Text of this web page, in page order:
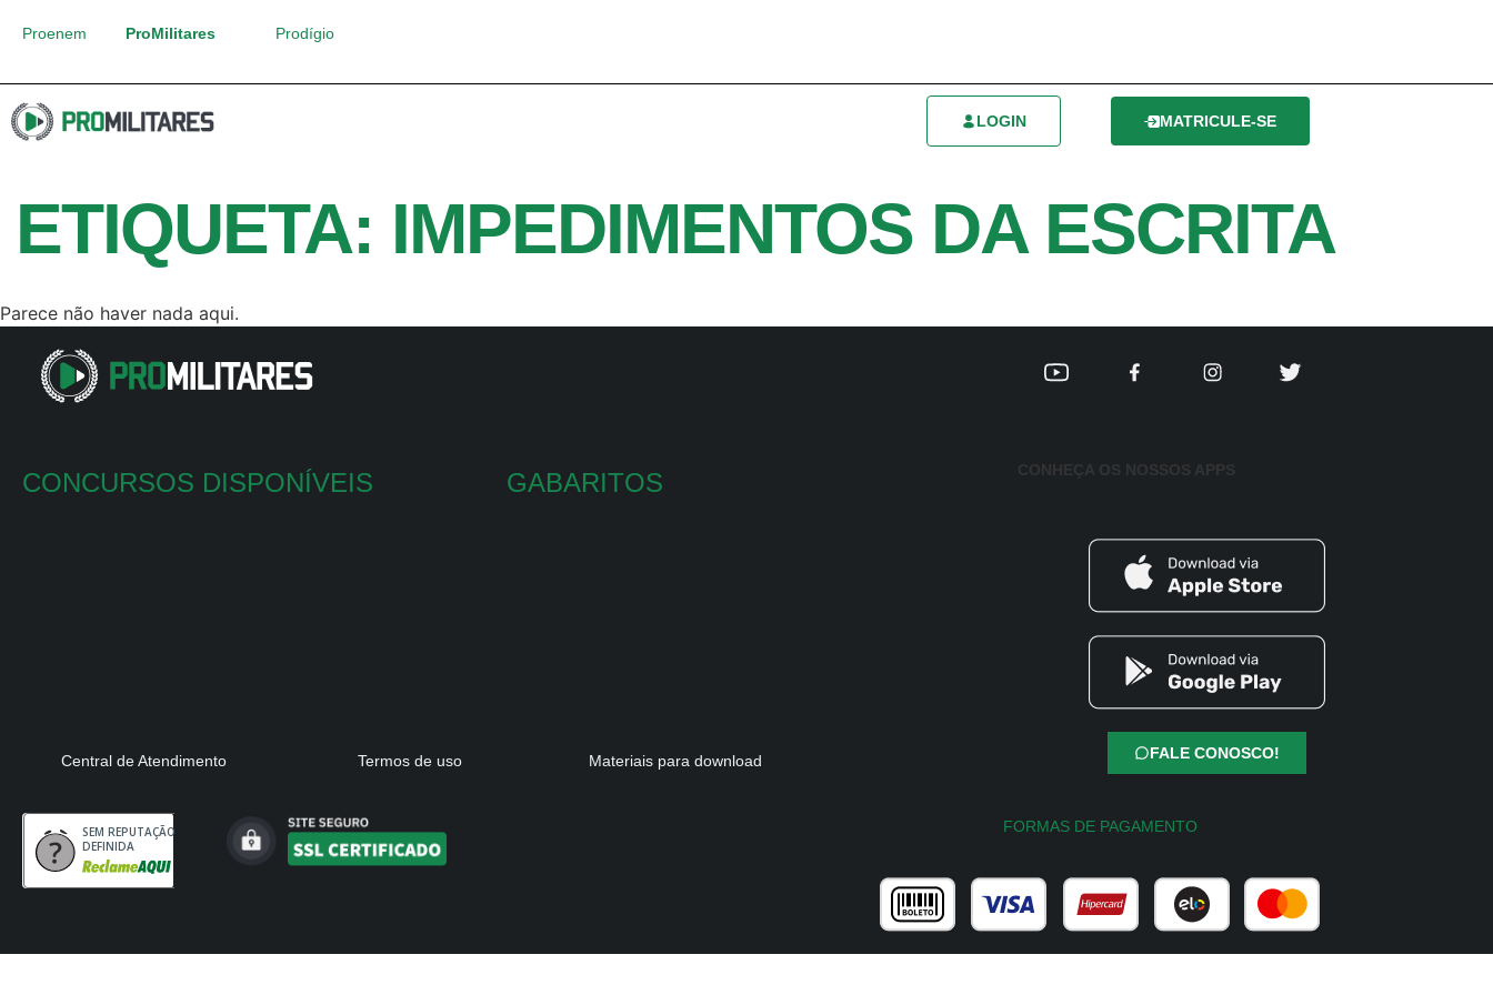
Proenem ProMilitares Prodígio
LOGIN MATRICULE-SE
ETIQUETA: IMPEDIMENTOS DA ESCRITA
Parece não haver nada aqui.
CONCURSOS DISPONÍVEIS GABARITOS CONHEÇA OS NOSSOS APPS
Central de Atendimento Termos de uso Materiais para download FALE CONOSCO!
SEM REPUTAÇÃO
DEFINIDA
FORMAS DE PAGAMENTO